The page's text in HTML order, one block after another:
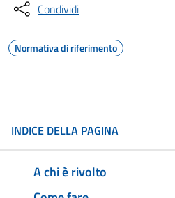
Condividi
Normativa di riferimento
INDICE DELLA PAGINA
A chi è rivolto